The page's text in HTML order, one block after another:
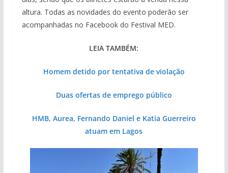
altura. Todas as novidades do evento poderão ser
acompanhadas no Facebook do Festival MED.
LEIA TAMBÉM:
Homem detido por tentativa de violação
Duas ofertas de emprego público
HMB, Aurea, Fernando Daniel e Katia Guerreiro
atuam em Lagos